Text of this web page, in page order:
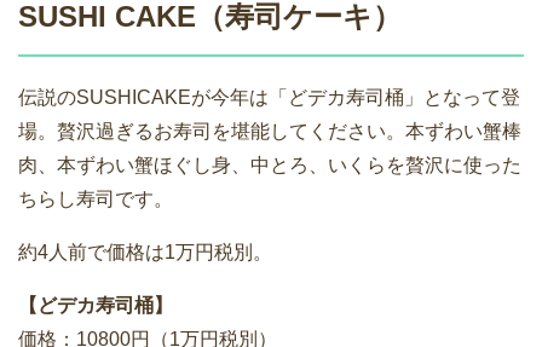
SUSHI CAKE（寿司ケーキ）
伝説のSUSHICAKEが今年は「どデカ寿司桶」となって登
場。贅沢過ぎるお寿司を堪能してください。本ずわい蟹棒
肉、本ずわい蟹ほぐし身、中とろ、いくらを贅沢に使った
ちらし寿司です。
約4人前で価格は1万円税別。
【どデカ寿司桶】
価格：10800円（1万円税別）